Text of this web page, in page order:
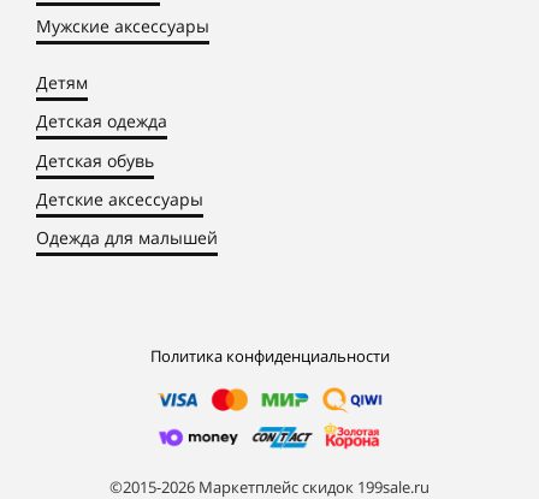
Мужские аксессуары
Детям
Детская одежда
Детская обувь
Детские аксессуары
Одежда для малышей
Политика конфиденциальности
©2015-2026 Маркетплейс скидок 199sale.ru